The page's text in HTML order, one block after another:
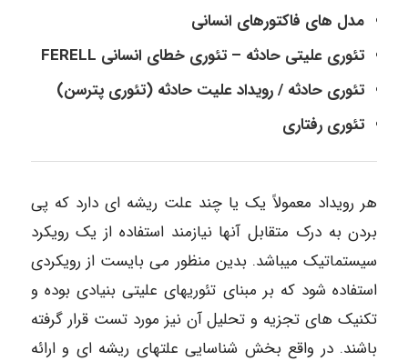
مدل های فاکتورهای انسانی
تئوری علیتی حادثه – تئوری خطای انسانی FERELL
تئوری حادثه / رویداد علیت حادثه (تئوری پترسن)
تئوری رفتاری
هر رویداد معمولاً یک یا چند علت ریشه ای دارد که پی
بردن به درک متقابل آنها نیازمند استفاده از یک رویکرد
سیستماتیک میباشد. بدین منظور می بایست از رویکردی
استفاده شود که بر مبنای تئوریهای علیتی بنیادی بوده و
تکنیک های تجزیه و تحلیل آن نیز مورد تست قرار گرفته
باشند. در واقع بخش شناسایی علتهای ریشه ای و ارائه